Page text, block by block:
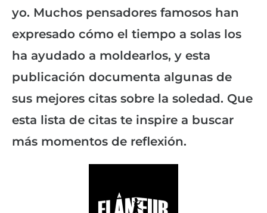
yo. Muchos pensadores famosos han
expresado cómo el tiempo a solas los
ha ayudado a moldearlos, y esta
publicación documenta algunas de
sus mejores citas sobre la soledad. Que
esta lista de citas te inspire a buscar
más momentos de reflexión.